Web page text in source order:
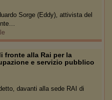
Sorge (Eddy), attivista del
fronte alla Rai per la
e servizio pubblico
davanti alla sede RAI di